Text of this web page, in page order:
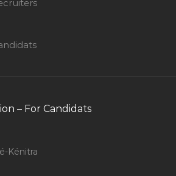
– For Candidats
Kénitra